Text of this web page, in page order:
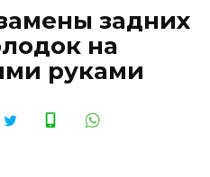
задних
на
руками